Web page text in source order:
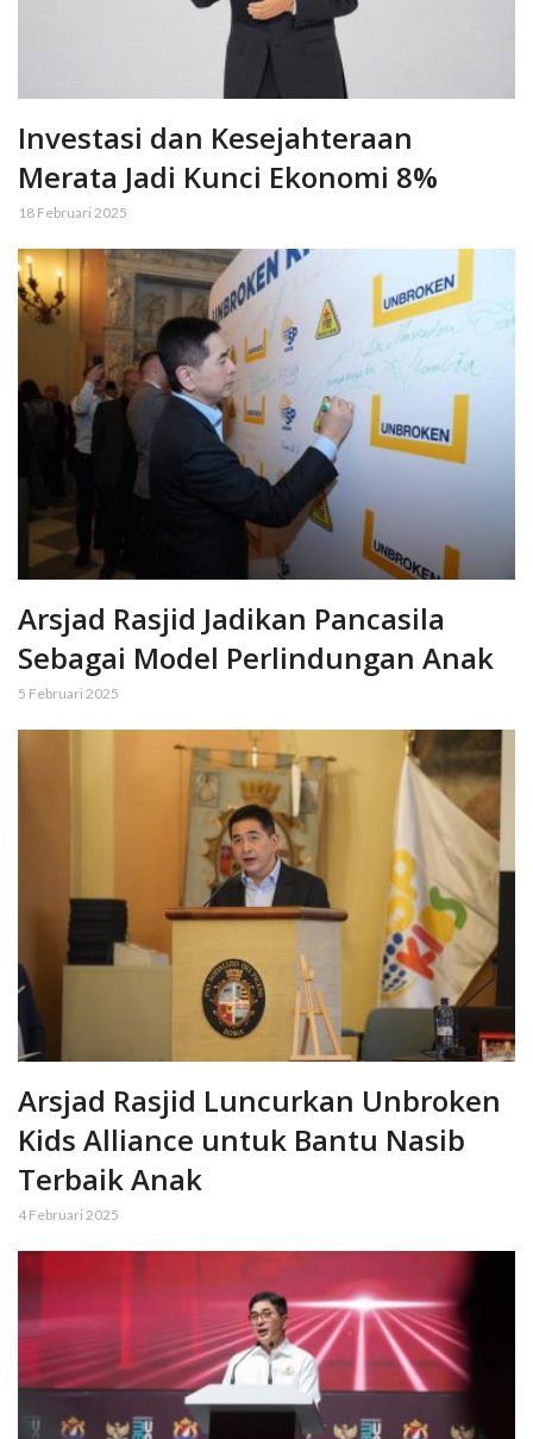
Investasi dan Kesejahteraan
Merata Jadi Kunci Ekonomi 8%
18 Februari 2025
Arsjad Rasjid Jadikan Pancasila
Sebagai Model Perlindungan Anak
5 Februari 2025
Arsjad Rasjid Luncurkan Unbroken
Kids Alliance untuk Bantu Nasib
Terbaik Anak
4 Februari 2025